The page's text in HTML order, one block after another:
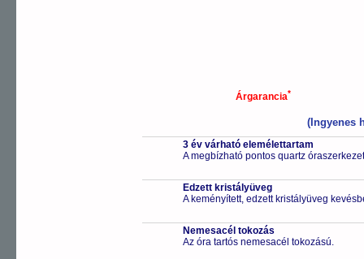
Árgarancia*
(Ingyenes
3 év várható elemélettartam
A megbízható pontos quartz
Edzett kristályüveg
A keményített, edzett kristályüveg
Nemesacél tokozás
Az óra tartós nemesacél tokozású.